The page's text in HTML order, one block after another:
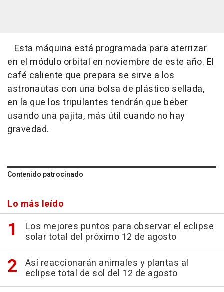
Esta máquina está programada para aterrizar
en el módulo orbital en noviembre de este año. El
café caliente que prepara se sirve a los
astronautas con una bolsa de plástico sellada,
en la que los tripulantes tendrán que beber
usando una pajita, más útil cuando no hay
gravedad.
Contenido patrocinado
Lo más leído
Los mejores puntos para observar el eclipse
solar total del próximo 12 de agosto
Así reaccionarán animales y plantas al
eclipse total de sol del 12 de agosto